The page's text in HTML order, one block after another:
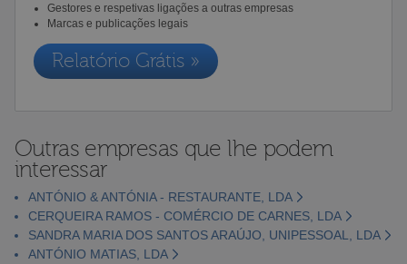
Gestores e respetivas ligações a outras empresas
Marcas e publicações legais
Relatório Grátis »
Outras empresas que lhe podem
interessar
ANTÓNIO & ANTÓNIA - RESTAURANTE, LDA
CERQUEIRA RAMOS - COMÉRCIO DE CARNES, LDA
SANDRA MARIA DOS SANTOS ARAÚJO, UNIPESSOAL, LDA
ANTÓNIO MATIAS, LDA